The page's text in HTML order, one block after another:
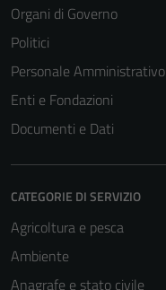
Organi di Governo
Politici
Personale Amministrativo
Enti e Fondazioni
Documenti e Dati
CATEGORIE DI SERVIZIO
Agricoltura e pesca
Ambiente
Anagrafe e stato civile